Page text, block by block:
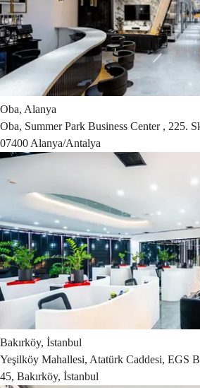
Oba, Alanya
Oba, Summer Park Business Center , 225.
07400 Alanya/Antalya
Bakırköy, İstanbul
Yeşilköy Mahallesi, Atatürk Caddesi, EGS
45, Bakırköy, İstanbul